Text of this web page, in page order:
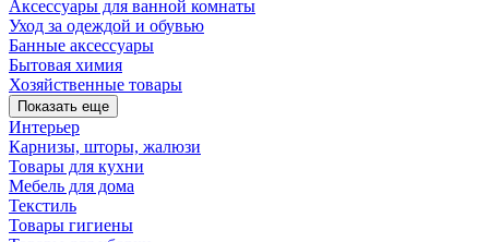
Аксессуары для ванной комнаты
Уход за одеждой и обувью
Банные аксессуары
Бытовая химия
Хозяйственные товары
Показать еще
Интерьер
Карнизы, шторы, жалюзи
Товары для кухни
Мебель для дома
Текстиль
Товары гигиены